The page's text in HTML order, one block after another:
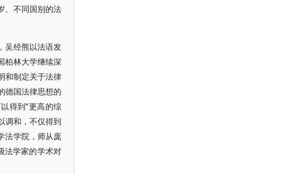
、不同国别的法
吴经熊以法语发
柏林大学继续深
和制定关于法律
德国法律思想的
得到“更高的综
调和，不仅得到
法学院，师从庞
法学家的学术对